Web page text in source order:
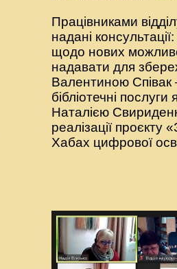
Працівниками
надані
щодо нових
надавати для
Валентиною Співак
бібліотечні
Наталією
реалізації проєкту
Хабах цифрової